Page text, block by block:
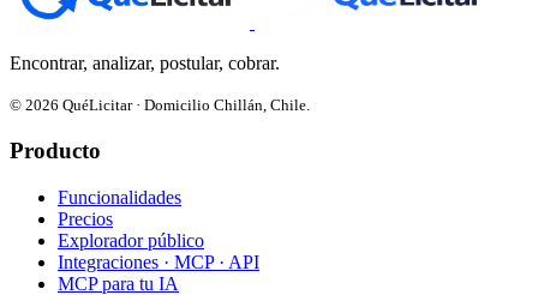
Encontrar, analizar, postular, cobrar.
© 2026 QuéLicitar · Domicilio Chillán, Chile.
Producto
Funcionalidades
Precios
Explorador público
Integraciones · MCP · API
MCP para tu IA